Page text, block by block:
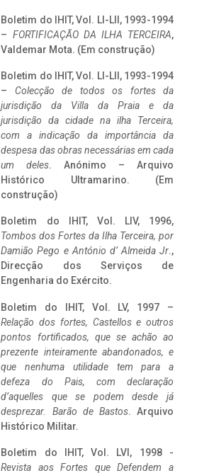
Boletim do IHIT, Vol. LI-LII, 1993-1994
– FORTIFICAÇÃO DA ILHA TERCEIRA,
Valdemar Mota. (Em construção)
Boletim do IHIT, Vol. LI-LII, 1993-1994
– Colecção de todos os fortes da
jurisdição da Villa da Praia e da
jurisdição da cidade na ilha Terceira,
com a indicação da importância da
despesa das obras necessárias em cada
um deles. Anónimo – Arquivo
Histórico Ultramarino. (Em
construção)
Boletim do IHIT, Vol. LIV, 1996,
Tombos dos Fortes da Ilha Terceira, por
Damião Pego e António d’ Almeida Jr.,
Direcção dos Serviços de
Engenharia do Exército.
Boletim do IHIT, Vol. LV, 1997 –
Relação dos fortes, Castellos e outros
pontos fortificados, que se achão ao
prezente inteiramente abandonados, e
que nenhuma utilidade tem para a
defeza do Pais, com declaração
d’aquelles que se podem desde já
desprezar. Barão de Bastos. Arquivo
Histórico Militar.
Boletim do IHIT, Vol. LVI, 1998 -
Revista aos Fortes que Defendem a